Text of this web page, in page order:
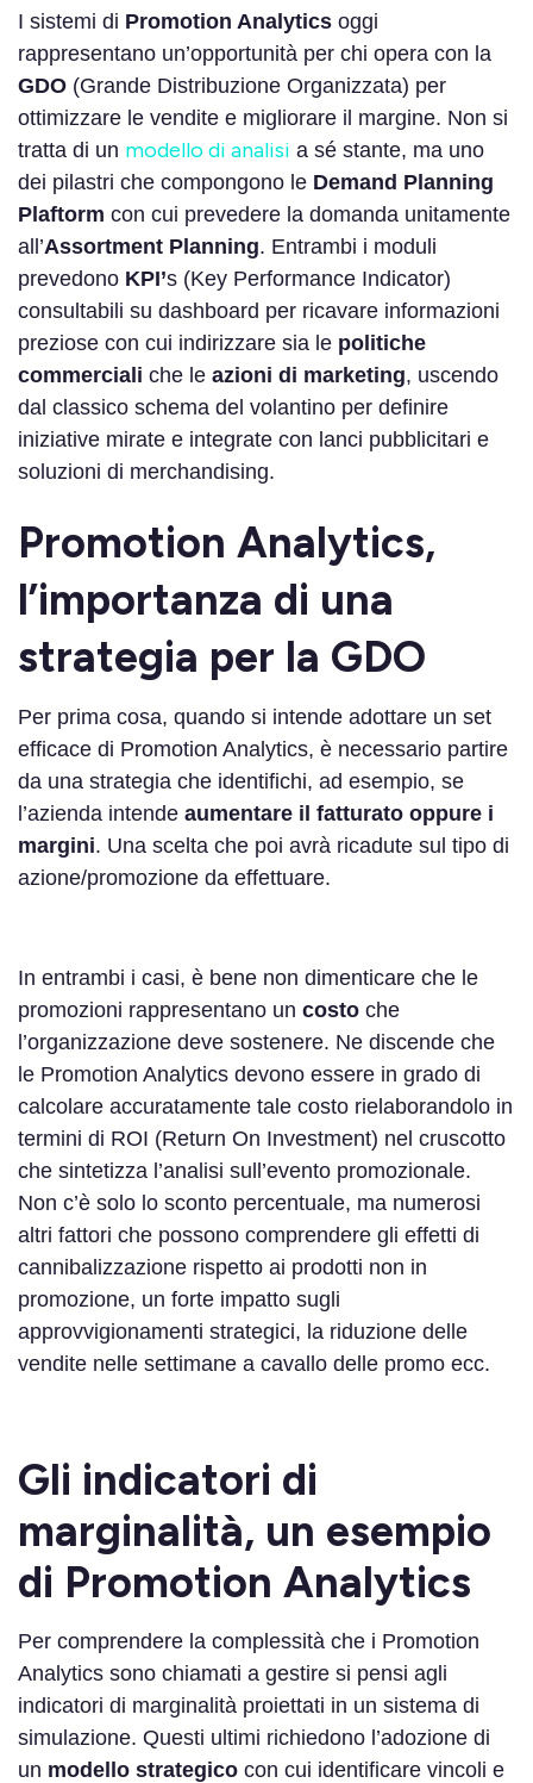
I sistemi di Promotion Analytics oggi
rappresentano un’opportunità per chi opera con la
GDO (Grande Distribuzione Organizzata) per
ottimizzare le vendite e migliorare il margine. Non si
tratta di un modello di analisi a sé stante, ma uno
dei pilastri che compongono le Demand Planning
Plaftorm con cui prevedere la domanda unitamente
all’Assortment Planning. Entrambi i moduli
prevedono KPI’s (Key Performance Indicator)
consultabili su dashboard per ricavare informazioni
preziose con cui indirizzare sia le politiche
commerciali che le azioni di marketing, uscendo
dal classico schema del volantino per definire
iniziative mirate e integrate con lanci pubblicitari e
soluzioni di merchandising.
Promotion Analytics,
l’importanza di una
strategia per la GDO
Per prima cosa, quando si intende adottare un set
efficace di Promotion Analytics, è necessario partire
da una strategia che identifichi, ad esempio, se
l’azienda intende aumentare il fatturato oppure i
margini. Una scelta che poi avrà ricadute sul tipo di
azione/promozione da effettuare.
In entrambi i casi, è bene non dimenticare che le
promozioni rappresentano un costo che
l’organizzazione deve sostenere. Ne discende che
le Promotion Analytics devono essere in grado di
calcolare accuratamente tale costo rielaborandolo in
termini di ROI (Return On Investment) nel cruscotto
che sintetizza l’analisi sull’evento promozionale.
Non c’è solo lo sconto percentuale, ma numerosi
altri fattori che possono comprendere gli effetti di
cannibalizzazione rispetto ai prodotti non in
promozione, un forte impatto sugli
approvvigionamenti strategici, la riduzione delle
vendite nelle settimane a cavallo delle promo ecc.
Gli indicatori di
marginalità, un esempio
di Promotion Analytics
Per comprendere la complessità che i Promotion
Analytics sono chiamati a gestire si pensi agli
indicatori di marginalità proiettati in un sistema di
simulazione. Questi ultimi richiedono l’adozione di
un modello strategico con cui identificare vincoli e